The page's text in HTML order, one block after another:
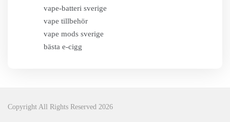
vape-batteri sverige
vape tillbehör
vape mods sverige
bästa e-cigg
Copyright All Rights Reserved 2026